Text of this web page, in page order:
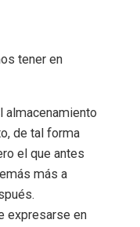
tener en
almacenamiento
de tal forma
el que antes
más a
expresarse en